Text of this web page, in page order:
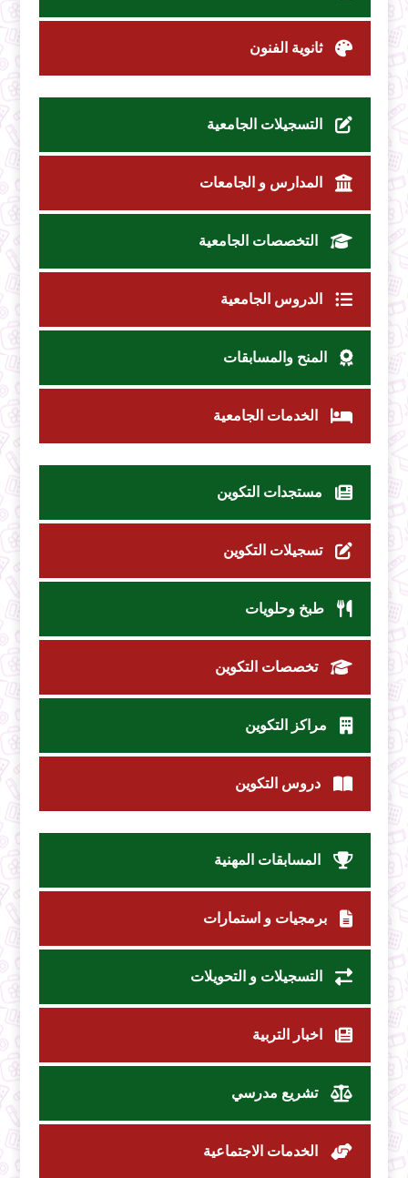
ثانوية الفنون
التسجيلات الجامعية
المدارس و الجامعات
التخصصات الجامعية
الدروس الجامعية
المنح والمسابقات
الخدمات الجامعية
مستجدات التكوين
تسجيلات التكوين
طبخ وحلويات
تخصصات التكوين
مراكز التكوين
دروس التكوين
المسابقات المهنية
برمجيات و استمارات
التسجيلات و التحويلات
اخبار التربية
تشريع مدرسي
الخدمات الاجتماعية